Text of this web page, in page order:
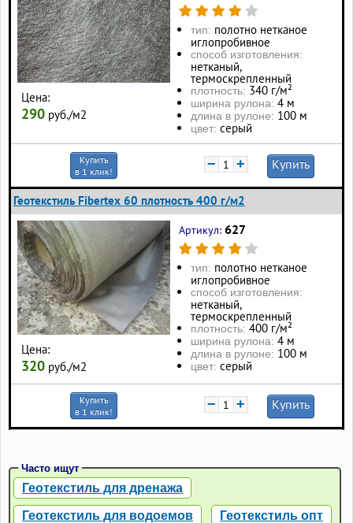
Цена:
290 руб./м2
тип: полотно нетканое
иглопробивное
способ изготовления:
нетканый,
термоскрепленный
плотность: 340 г/м²
ширина рулона: 4 м
длина в рулоне: 100 м
цвет: серый
Купить
в 1 клик!
− + Купить
Геотекстиль Fibertex 60 плотность 400 г/м2
Цена:
320 руб./м2
Артикул: 627
тип: полотно нетканое
иглопробивное
способ изготовления:
нетканый,
термоскрепленный
плотность: 400 г/м²
ширина рулона: 4 м
длина в рулоне: 100 м
цвет: серый
Купить
в 1 клик!
− + Купить
Часто ищут
Геотекстиль для дренажа
Геотекстиль для водоемов Геотекстиль опт